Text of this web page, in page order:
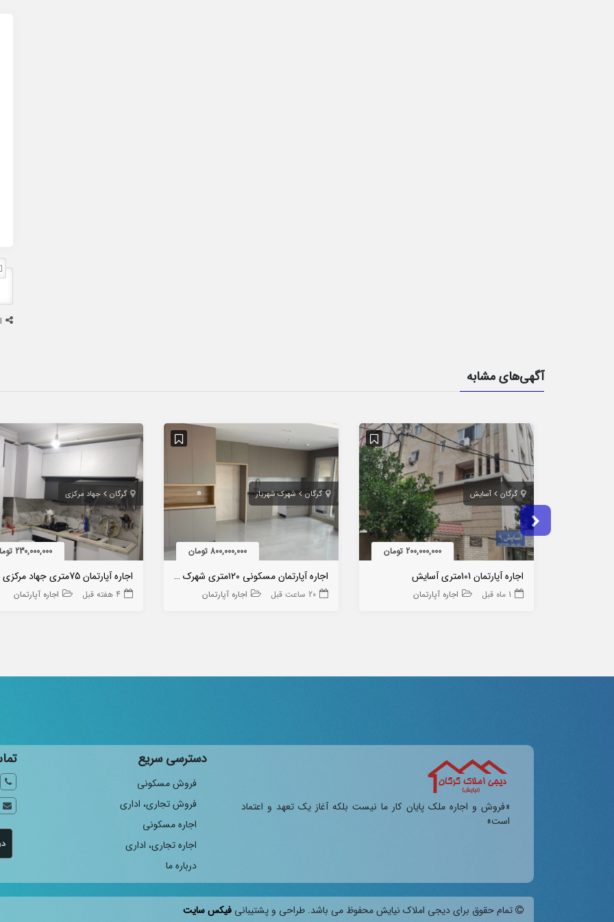
آگهی‌های مشابه
گرگان آسایش
200,000,000 تومان
اجاره آپارتمان 101متری آسایش
1 ماه قبل اجاره آپارتمان
گرگان شهرک شهریار
800,000,000 تومان
اجاره آپارتمان مسکونی ۱۲۰متری شهرک شهریار
20 ساعت قبل اجاره آپارتمان
گرگان جهاد مرکزی
230,000,000 تومان
اجاره آپارتمان 75متری جهاد مرکزی
4 هفته قبل اجاره آپارتمان
«فروش و اجاره ملک پایان کار ما نیست بلکه آغاز یک تعهد و اعتماد
است»
دسترسی سریع
فروش مسکونی
فروش تجاری، اداری
اجاره مسکونی
اجاره تجاری، اداری
درباره ما
تمام حقوق برای دیجی املاک نیایش محفوظ می باشد. طراحی و پشتیبانی فیکس سایت